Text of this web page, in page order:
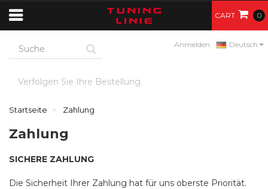
Anmelden Deutsch
CART 0
Verfolgen Sie Ihre Bestellung
Startseite Zahlung
Zahlung
SICHERE ZAHLUNG
Die Sicherheit Ihrer Zahlung hat für uns oberste Priorität.